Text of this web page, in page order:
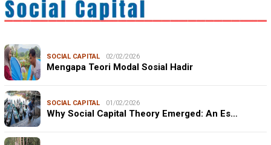
SOCIAL CAPITAL 02/02/2026
Mengapa Teori Modal Sosial Hadir
SOCIAL CAPITAL 01/02/2026
Why Social Capital Theory Emerged: An Es…